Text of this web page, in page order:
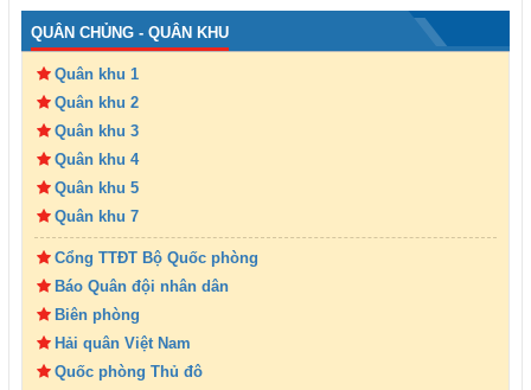
QUÂN CHỦNG - QUÂN KHU
Quân khu 1
Quân khu 2
Quân khu 3
Quân khu 4
Quân khu 5
Quân khu 7
Cổng TTĐT Bộ Quốc phòng
Báo Quân đội nhân dân
Biên phòng
Hải quân Việt Nam
Quốc phòng Thủ đô